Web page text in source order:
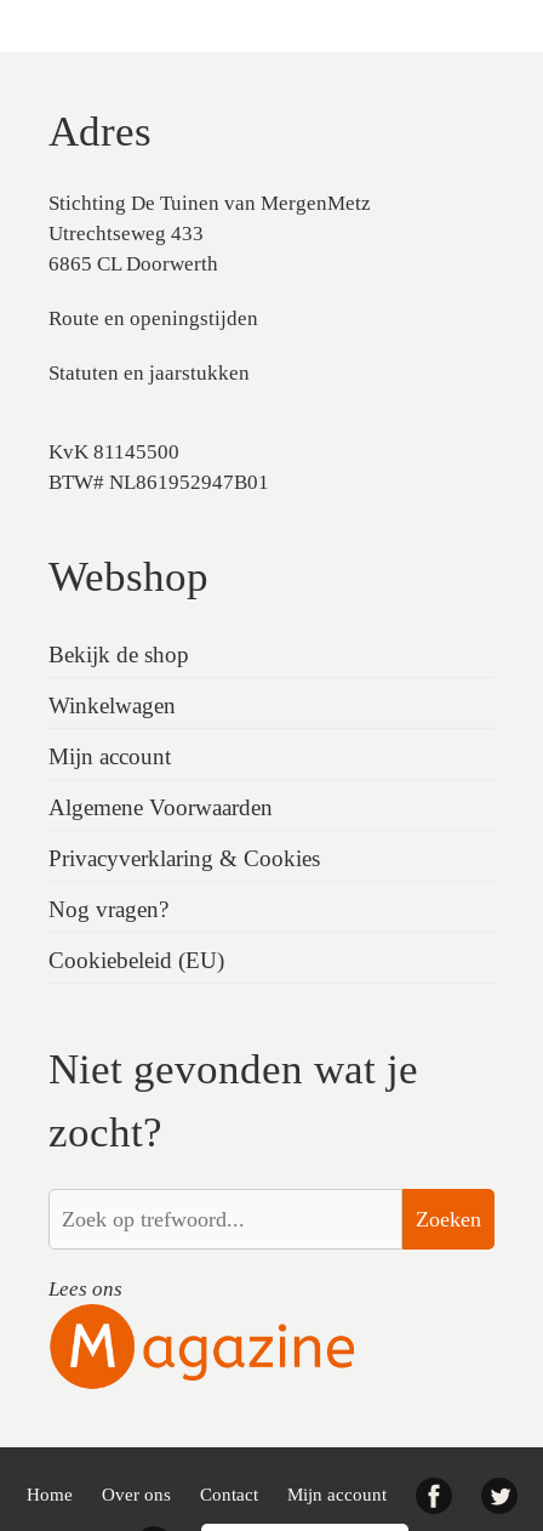
Adres
Stichting De Tuinen van MergenMetz
Utrechtseweg 433
6865 CL Doorwerth
Route en openingstijden
Statuten en jaarstukken
KvK 81145500
BTW# NL861952947B01
Webshop
Bekijk de shop
Winkelwagen
Mijn account
Algemene Voorwaarden
Privacyverklaring & Cookies
Nog vragen?
Cookiebeleid (EU)
Niet gevonden wat je
zocht?
Zoeken
Lees ons
Home Over ons Contact Mijn account Facebook